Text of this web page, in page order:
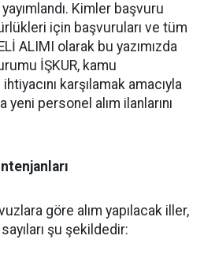
Kimler başvuru
için başvuruları ve tüm
ALIMI olarak bu yazımızda
İŞKUR, kamu
karşılamak amacıyla
yeni personel alım ilanlarını
göre alım yapılacak iller,
şu şekildedir: